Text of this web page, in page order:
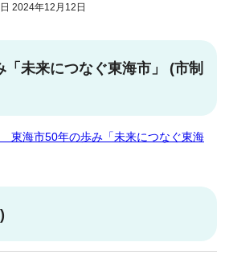
2024年12月12日
未来につなぐ東海市」 (市制
東海市50年の歩み「未来につなぐ東海